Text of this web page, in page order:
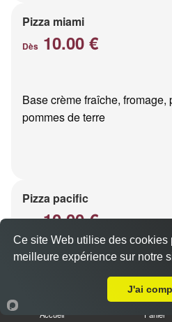
Pizza miami
Dès 10.00 €
Base crème fraîche, fromage,
pommes de terre
Pizza pacific
Dès10.00 €
Base crème fraîche, fromage,
Accueil Panier
Ce site Web utilise des cookies
meilleure expérience sur notre
J'ai